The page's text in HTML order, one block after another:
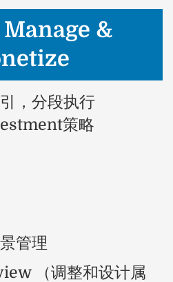
Manage &
，分段执行
策略
管理
（调整和设计属